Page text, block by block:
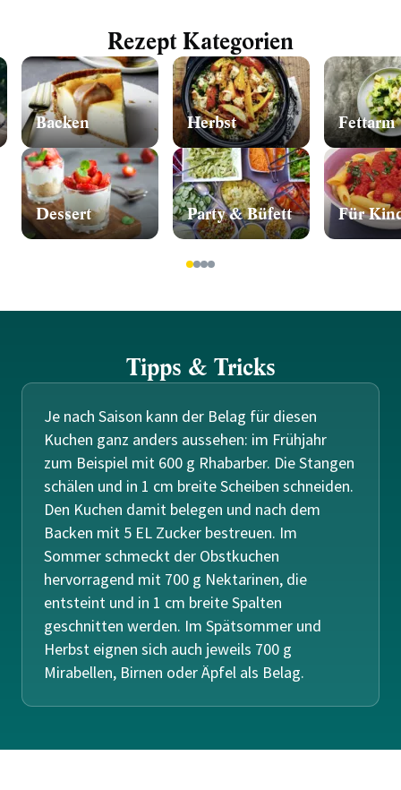
Rezept Kategorien
Backen
Dessert
Herbst
Party & Büfett
Fettarm
Für
1234
Tipps & Tricks
Je nach Saison kann der Belag für diesen
Kuchen ganz anders aussehen: im Frühjahr
zum Beispiel mit 600 g Rhabarber. Die Stangen
schälen und in 1 cm brei­te Scheiben schneiden.
Den Kuchen damit belegen und nach dem
Backen mit 5 EL Zucker bestreuen. Im
Sommer schmeckt der Obstkuchen
hervorragend mit 700 g Nektarinen, die
entsteint und in 1 cm breite Spalten
geschnitten werden. Im Spätsommer und
Herbst eignen sich auch jeweils 700 g
Mirabellen, Birnen oder Äpfel als Belag.